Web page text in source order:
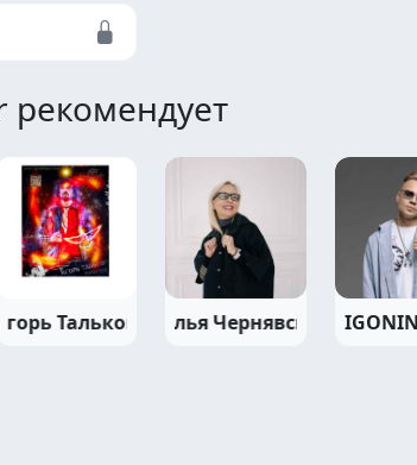
рекомендует
Игорь ТальковНаталья Чернявская